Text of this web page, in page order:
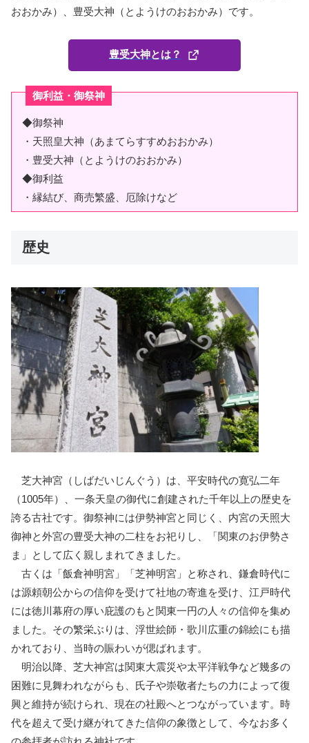
おおかみ）、豊受大神（とようけのおおかみ）です。
豊受大神とは？
御利益・御祭神
◆御祭神
・天照皇大神（あまてらすすめおおかみ）
・豊受大神（とようけのおおかみ）
◆御利益
・縁結び、商売繁盛、厄除けなど
歴史
芝大神宮（しばだいじんぐう）は、平安時代の寛弘二年
（1005年）、一条天皇の御代に創建された千年以上の歴史を
誇る古社です。御祭神には伊勢神宮と同じく、内宮の天照大
御神と外宮の豊受大神の二柱をお祀りし、「関東のお伊勢さ
ま」として広く親しまれてきました。
古くは「飯倉神明宮」「芝神明宮」と称され、鎌倉時代に
は源頼朝公からの信仰を受けて社地の寄進を受け、江戸時代
には徳川幕府の厚い庇護のもと関東一円の人々の信仰を集め
ました。その繁栄ぶりは、浮世絵師・歌川広重の錦絵にも描
かれており、当時の賑わいが偲ばれます。
明治以降、芝大神宮は関東大震災や太平洋戦争など幾多の
困難に見舞われながらも、氏子や崇敬者たちの力によって復
興と維持が続けられ、現在の社殿へとつながっています。時
代を超えて受け継がれてきた信仰の象徴として、今なお多く